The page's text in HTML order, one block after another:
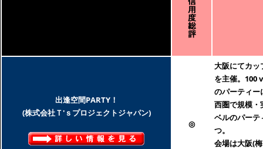
出逢空間PARTY！
(株式会社Ｔ'ｓプロジェクトジャパン)
◎
大阪にてカッ
を主催。100
のパーティー
西圏で規模・
ベルのパーテ
つ。
会場は大阪(